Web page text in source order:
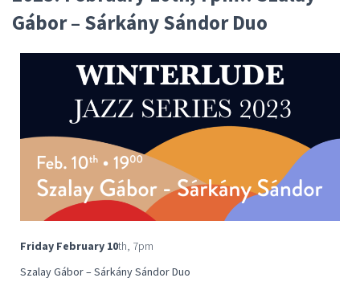
Gábor – Sárkány Sándor Duo
Friday February 10th, 7pm
Szalay Gábor – Sárkány Sándor Duo